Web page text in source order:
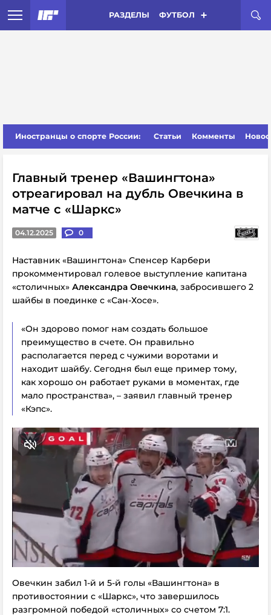
РАЗДЕЛЫ ФУТБОЛ
Иностранцы о спорте России: Статьи Комменты
Главный тренер «Вашингтона»
отреагировал на дубль Овечкина в
матче с «Шаркс»
04.12.2025 0
Наставник «Вашингтона» Спенсер Карбери
прокомментировал голевое выступление капитана
«столичных» Александра Овечкина, забросившего 2
шайбы в поединке с «Сан-Хосе».
«Он здорово помог нам создать большое
преимущество в счете. Он правильно
располагается перед с чужими воротами и
находит шайбу. Сегодня был еще пример тому,
как хорошо он работает руками в моментах, где
мало пространства», – заявил главный тренер
«Кэпс».
Овечкин забил 1-й и 5-й голы «Вашингтона» в
противостоянии с «Шаркс», что завершилось
разгромной победой «столичных» со счетом 7:1.